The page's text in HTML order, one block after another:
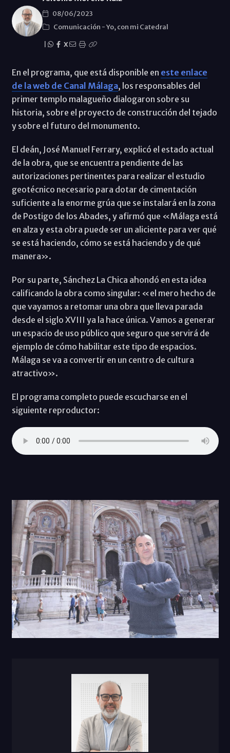
08/06/2023
Comunicación -Yo, con mi Catedral
X
En el programa, que está disponible en este enlace
de la web de Canal Málaga, los responsables del
primer templo malagueño dialogaron sobre su
historia, sobre el proyecto de construcción del tejado
y sobre el futuro del monumento.
El deán, José Manuel Ferrary, explicó el estado actual
de la obra, que se encuentra pendiente de las
autorizaciones pertinentes para realizar el estudio
geotécnico necesario para dotar de cimentación
suficiente a la enorme grúa que se instalará en la zona
de Postigo de los Abades, y afirmó que «Málaga está
en alza y esta obra puede ser un aliciente para ver qué
se está haciendo, cómo se está haciendo y de qué
manera».
Por su parte, Sánchez La Chica ahondó en esta idea
calificando la obra como singular: «el mero hecho de
que vayamos a retomar una obra que lleva parada
desde el siglo XVIII ya la hace única. Vamos a generar
un espacio de uso público que seguro que servirá de
ejemplo de cómo habilitar este tipo de espacios.
Málaga se va a convertir en un centro de cultura
atractivo».
El programa completo puede escucharse en el
siguiente reproductor: